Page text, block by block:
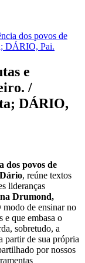
dos povos de
DÁRIO, Pai.
e
/
DÁRIO,
dos povos de
, reúne textos
lideranças
Drumond,
modo de ensinar no
e que embasa o
sobretudo, a
partir de sua própria
por nossos